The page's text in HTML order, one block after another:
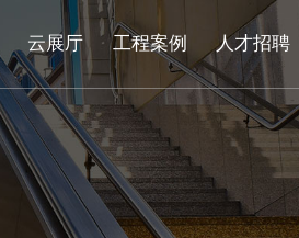
云展厅 工程案例 人才招聘